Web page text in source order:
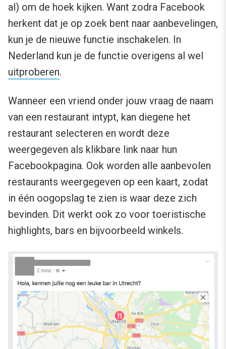
al) om de hoek kijken. Want zodra Facebook
herkent dat je op zoek bent naar aanbevelingen,
kun je de nieuwe functie inschakelen. In
Nederland kun je de functie overigens al wel
uitproberen.
Wanneer een vriend onder jouw vraag de naam
van een restaurant intypt, kan diegene het
restaurant selecteren en wordt deze
weergegeven als klikbare link naar hun
Facebookpagina. Ook worden alle aanbevolen
restaurants weergegeven op een kaart, zodat
in één oogopslag te zien is waar deze zich
bevinden. Dit werkt ook zo voor toeristische
highlights, bars en bijvoorbeeld winkels.